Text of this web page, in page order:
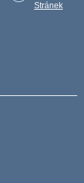
Stránek